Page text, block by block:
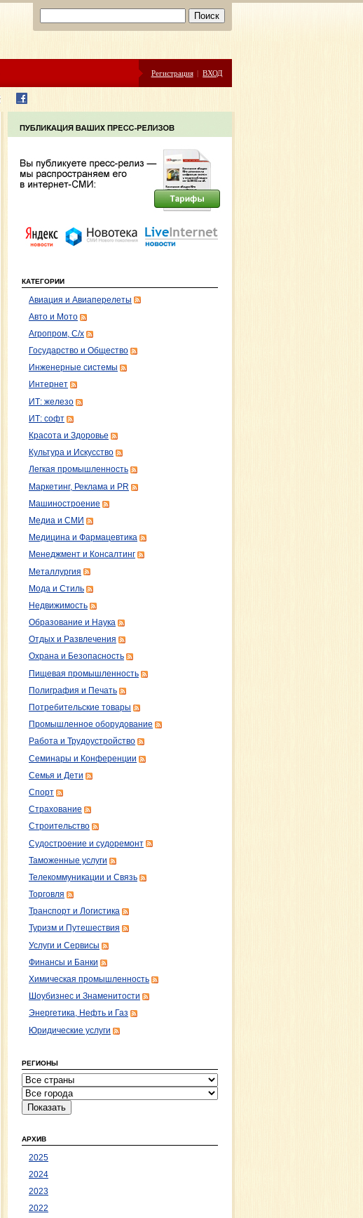
Регистрация | ВХОД
КАТЕГОРИИ
Авиация и Авиаперелеты
Авто и Мото
Агропром, С/х
Государство и Общество
Инженерные системы
Интернет
ИТ: железо
ИТ: софт
Красота и Здоровье
Культура и Искусство
Легкая промышленность
Маркетинг, Реклама и PR
Машиностроение
Медиа и СМИ
Медицина и Фармацевтика
Менеджмент и Консалтинг
Металлургия
Мода и Стиль
Недвижимость
Образование и Наука
Отдых и Развлечения
Охрана и Безопасность
Пищевая промышленность
Полиграфия и Печать
Потребительские товары
Промышленное оборудование
Работа и Трудоустройство
Семинары и Конференции
Семья и Дети
Спорт
Страхование
Строительство
Судостроение и судоремонт
Таможенные услуги
Телекоммуникации и Связь
Торговля
Транспорт и Логистика
Туризм и Путешествия
Услуги и Сервисы
Финансы и Банки
Химическая промышленность
Шоубизнес и Знаменитости
Энергетика, Нефть и Газ
Юридические услуги
РЕГИОНЫ
АРХИВ
2025
2024
2023
2022